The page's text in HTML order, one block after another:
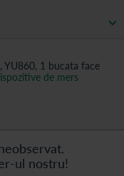
YU860, 1 bucata face
de mers
ul nostru!